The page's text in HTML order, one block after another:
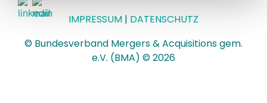
© Bundesverband Mergers & Acquisitions gem.
e.V. (BMA) © 2026
IMPRESSUM | DATENSCHUTZ